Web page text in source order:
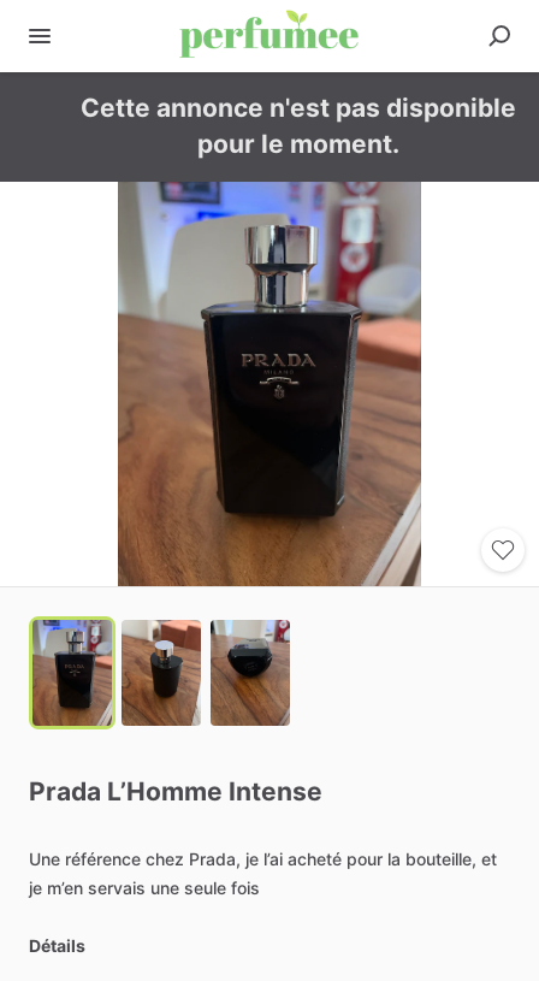
Cette annonce n'est pas disponible
pour le moment.
Prada L’Homme Intense
Une référence chez Prada, je l’ai acheté pour la bouteille, et
je m’en servais une seule fois
Détails